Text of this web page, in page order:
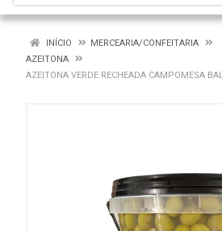
INÍCIO
MERCEARIA/CONFEITARIA
AZEITONA
AZEITONA VERDE RECHEADA CAMPOMESA